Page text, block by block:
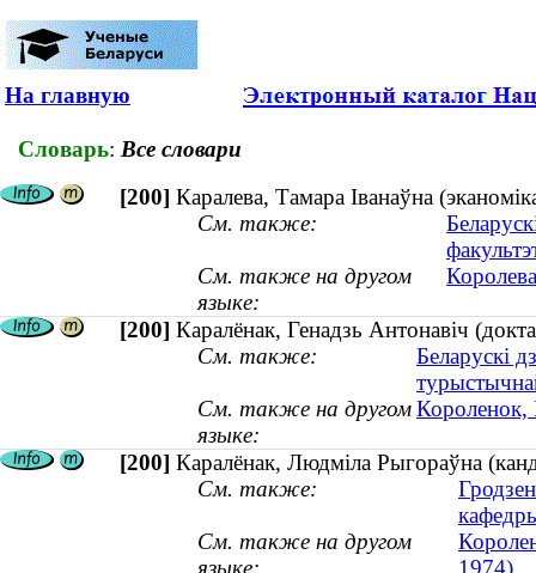
На главную
Словарь: Все словари
[200] Каралева, Тамара Іванаўна
См. также:
См. также на другом
языке:
[200] Каралёнак, Генадзь Антонавіч
См. также:
Беларускі
См. также на другом
языке:
Короленок,
[200] Каралёнак, Людміла Рыгораўна
См. также:
См. также на другом